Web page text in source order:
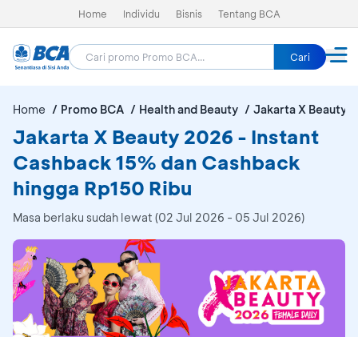
Home Individu Bisnis Tentang BCA
Cari
Home Promo BCA Health and Beauty Jakarta X Beauty
Jakarta X Beauty 2026 - Instant
Cashback 15% dan Cashback
hingga Rp150 Ribu
Masa berlaku sudah lewat (02 Jul 2026 - 05 Jul 2026)